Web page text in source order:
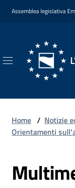
Vai al contenuto
Vai alla navigazione
Vai al footer
Assemblea legislativa
L'Europa
Romagna
Chi
Siamo
Home / Notizie
Orientamenti